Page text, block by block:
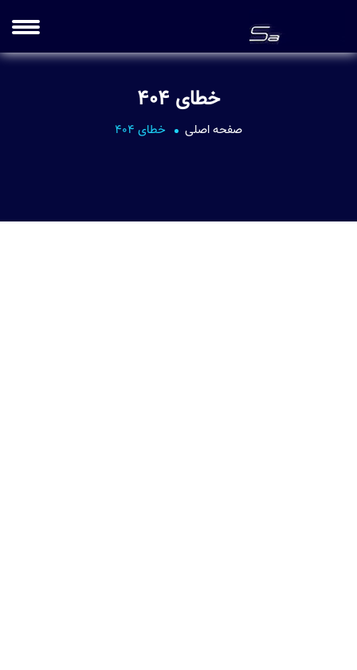
خطای 404
صفحه اصلی خطای 404